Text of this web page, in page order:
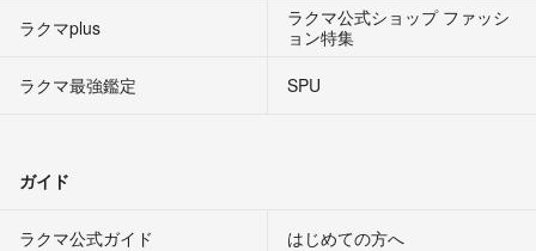
ラクマplus
ラクマ公式ショップ ファッシ
ョン特集
ラクマ最強鑑定
SPU
ガイド
ラクマ公式ガイド はじめての方へ